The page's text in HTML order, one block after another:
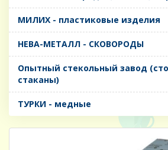
МИЛИХ - пластиковые изделия
НЕВА-МЕТАЛЛ - СКОВОРОДЫ
Опытный стекольный завод
стаканы)
ТУРКИ - медные